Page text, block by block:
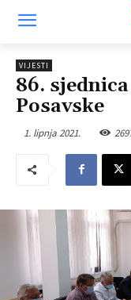
VIJESTI
86.
Posavske
1. lipnja 2021.